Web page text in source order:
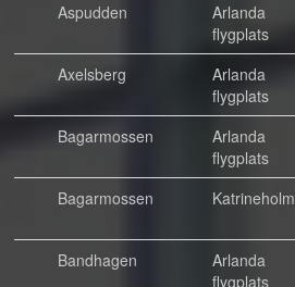
Aspudden
Arlanda
flygplats
Axelsberg
Arlanda
flygplats
Bagarmossen
Arlanda
flygplats
Bagarmossen
Katrineholm
Bandhagen
Arlanda
flygplats